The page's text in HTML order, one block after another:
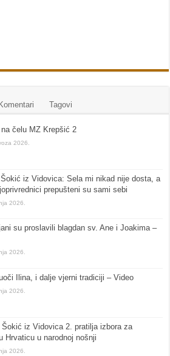
Komentari Tagovi
čelu MZ Krepšić 2
2026.
iz Vidovica: Sela mi nikad nije dosta, a
prepušteni su sami sebi
2026.
su proslavili blagdan sv. Ane i Joakima –
2026.
Ilina, i dalje vjerni tradiciji – Video
2026.
Šokić iz Vidovica 2. pratilja izbora za
Hrvaticu u narodnoj nošnji
2026.